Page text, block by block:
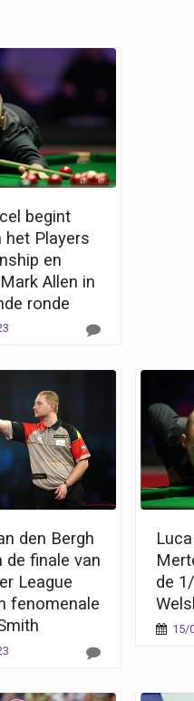
begint
het Players
en
Allen in
ronde
den Bergh
de finale van
League
fenomenale
de
15/